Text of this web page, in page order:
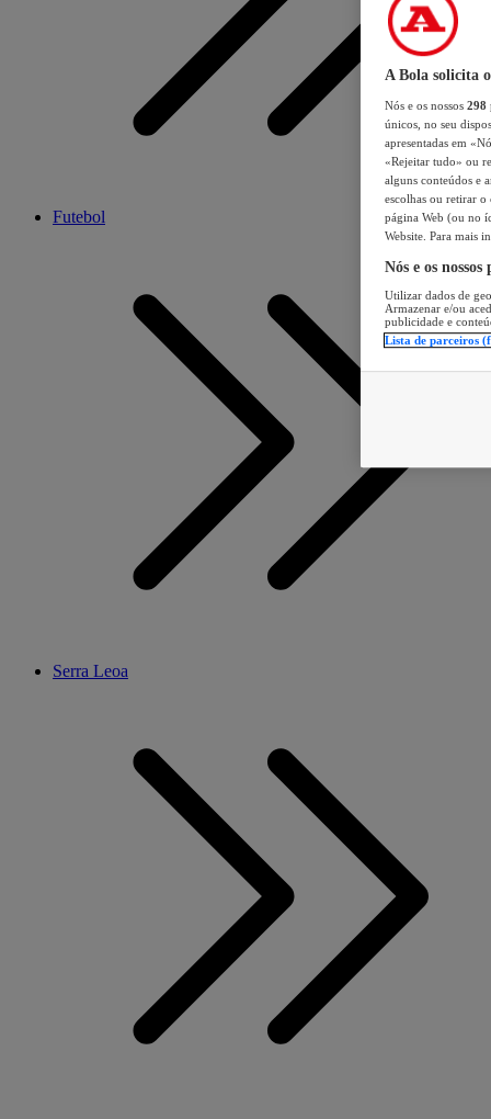
Futebol
Serra Leoa
A Bola solicita
Nós e os nossos 298
únicos, no seu
apresentadas em
«Rejeitar tudo» ou
alguns conteúdos e
escolhas ou retirar
página Web (ou no
Website. Para mais
Nós e os
Utilizar dados de
Armazenar e/ou
publicidade e
Lista de parceiros